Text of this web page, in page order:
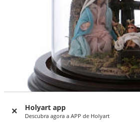
Holyart app
Descubra agora a APP de Holyart
-16%